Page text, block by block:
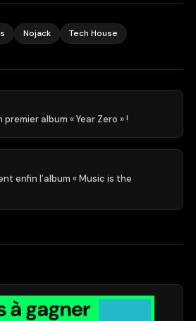
Nojack Tech House
album « Year Zero » !
enfin l’album « Music is the